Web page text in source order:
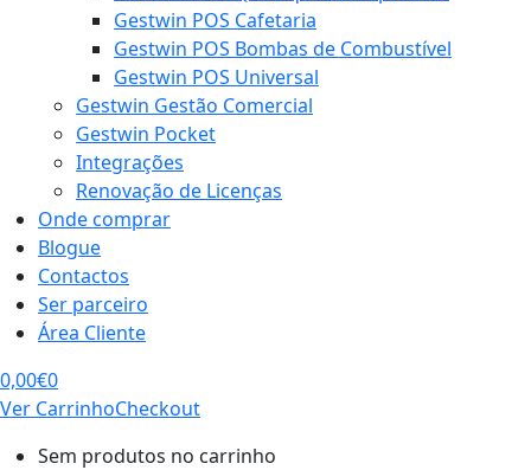
Gestwin POS Cafetaria
Gestwin POS Bombas de Combustível
Gestwin POS Universal
Gestwin Gestão Comercial
Gestwin Pocket
Integrações
Renovação de Licenças
Onde comprar
Blogue
Contactos
Ser parceiro
Área Cliente
0,00€0
Ver CarrinhoCheckout
Sem produtos no carrinho